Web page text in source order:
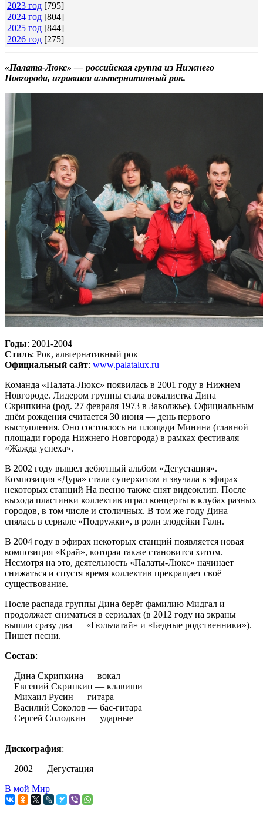
2023 год [795]
2024 год [804]
2025 год [844]
2026 год [275]
«Палата-Люкс» — российская группа из Нижнего
Новгорода, игравшая альтернативный рок.
Годы: 2001-2004
Стиль: Рок, альтернативный рок
Официальный сайт: www.palatalux.ru
Команда «Палата-Люкс» появилась в 2001 году в Нижнем
Новгороде. Лидером группы стала вокалистка Дина
Скрипкина (род. 27 февраля 1973 в Заволжье). Официальным
днём рождения считается 30 июня — день первого
выступления. Оно состоялось на площади Минина (главной
площади города Нижнего Новгорода) в рамках фестиваля
«Жажда успеха».
В 2002 году вышел дебютный альбом «Дегустация».
Композиция «Дура» стала суперхитом и звучала в эфирах
некоторых станций На песню также снят видеоклип. После
выхода пластинки коллектив играл концерты в клубах разных
городов, в том числе и столичных. В том же году Дина
снялась в сериале «Подружки», в роли злодейки Гали.
В 2004 году в эфирах некоторых станций появляется новая
композиция «Край», которая также становится хитом.
Несмотря на это, деятельность «Палаты-Люкс» начинает
снижаться и спустя время коллектив прекращает своё
существование.
После распада группы Дина берёт фамилию Мидгал и
продолжает сниматься в сериалах (в 2012 году на экраны
вышли сразу два — «Гюльчатай» и «Бедные родственники»).
Пишет песни.
Состав:
Дина Скрипкина — вокал
Евгений Скрипкин — клавиши
Михаил Русин — гитара
Василий Соколов — бас-гитара
Сергей Солодкин — ударные
Дискография:
2002 — Дегустация
В мой Мир